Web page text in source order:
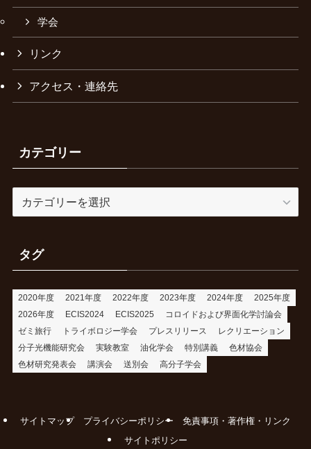
学会
リンク
アクセス・連絡先
カテゴリー
テ
ー
タグ
2020年度 2021年度 2022年度 2023年度 2024年度
2025年度
2026年度
ECIS2024 ECIS2025
コロイドおよび界面化学討論会
ゼミ旅行
トライボロジー学会 プレスリリース
レクリエーション
分子光機能研究会
実験教室 油化学会 特別講義
色材協会
色材研究発表会
講演会 送別会 高分子学会
サイトマップ プライバシーポリシー
免責事項・著作権・リンク
サイトポリシー